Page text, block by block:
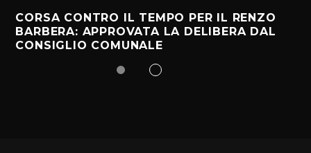
CORSA CONTRO IL TEMPO PER IL RENZO
BARBERA: APPROVATA LA DELIBERA DAL
CONSIGLIO COMUNALE